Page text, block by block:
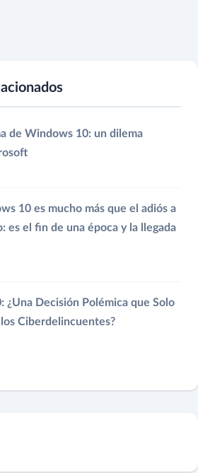
de Windows 10: un dilema
10 es mucho más que el adiós a
es el fin de una época y la llegada
¿Una Decisión Polémica que Solo
Ciberdelincuentes?